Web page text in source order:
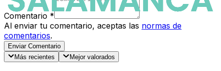
Comentario *
Al enviar tu comentario, aceptas las normas de
comentarios.
Enviar Comentario
Más recientes
Mejor valorados